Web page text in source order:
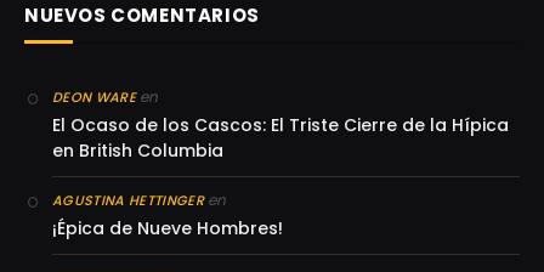
NUEVOS COMENTARIOS
DEON WAREen
El Ocaso de los Cascos: El Triste Cierre de la Hípica
en British Columbia
AGUSTINA HETTINGERen
¡Épica de Nueve Hombres!